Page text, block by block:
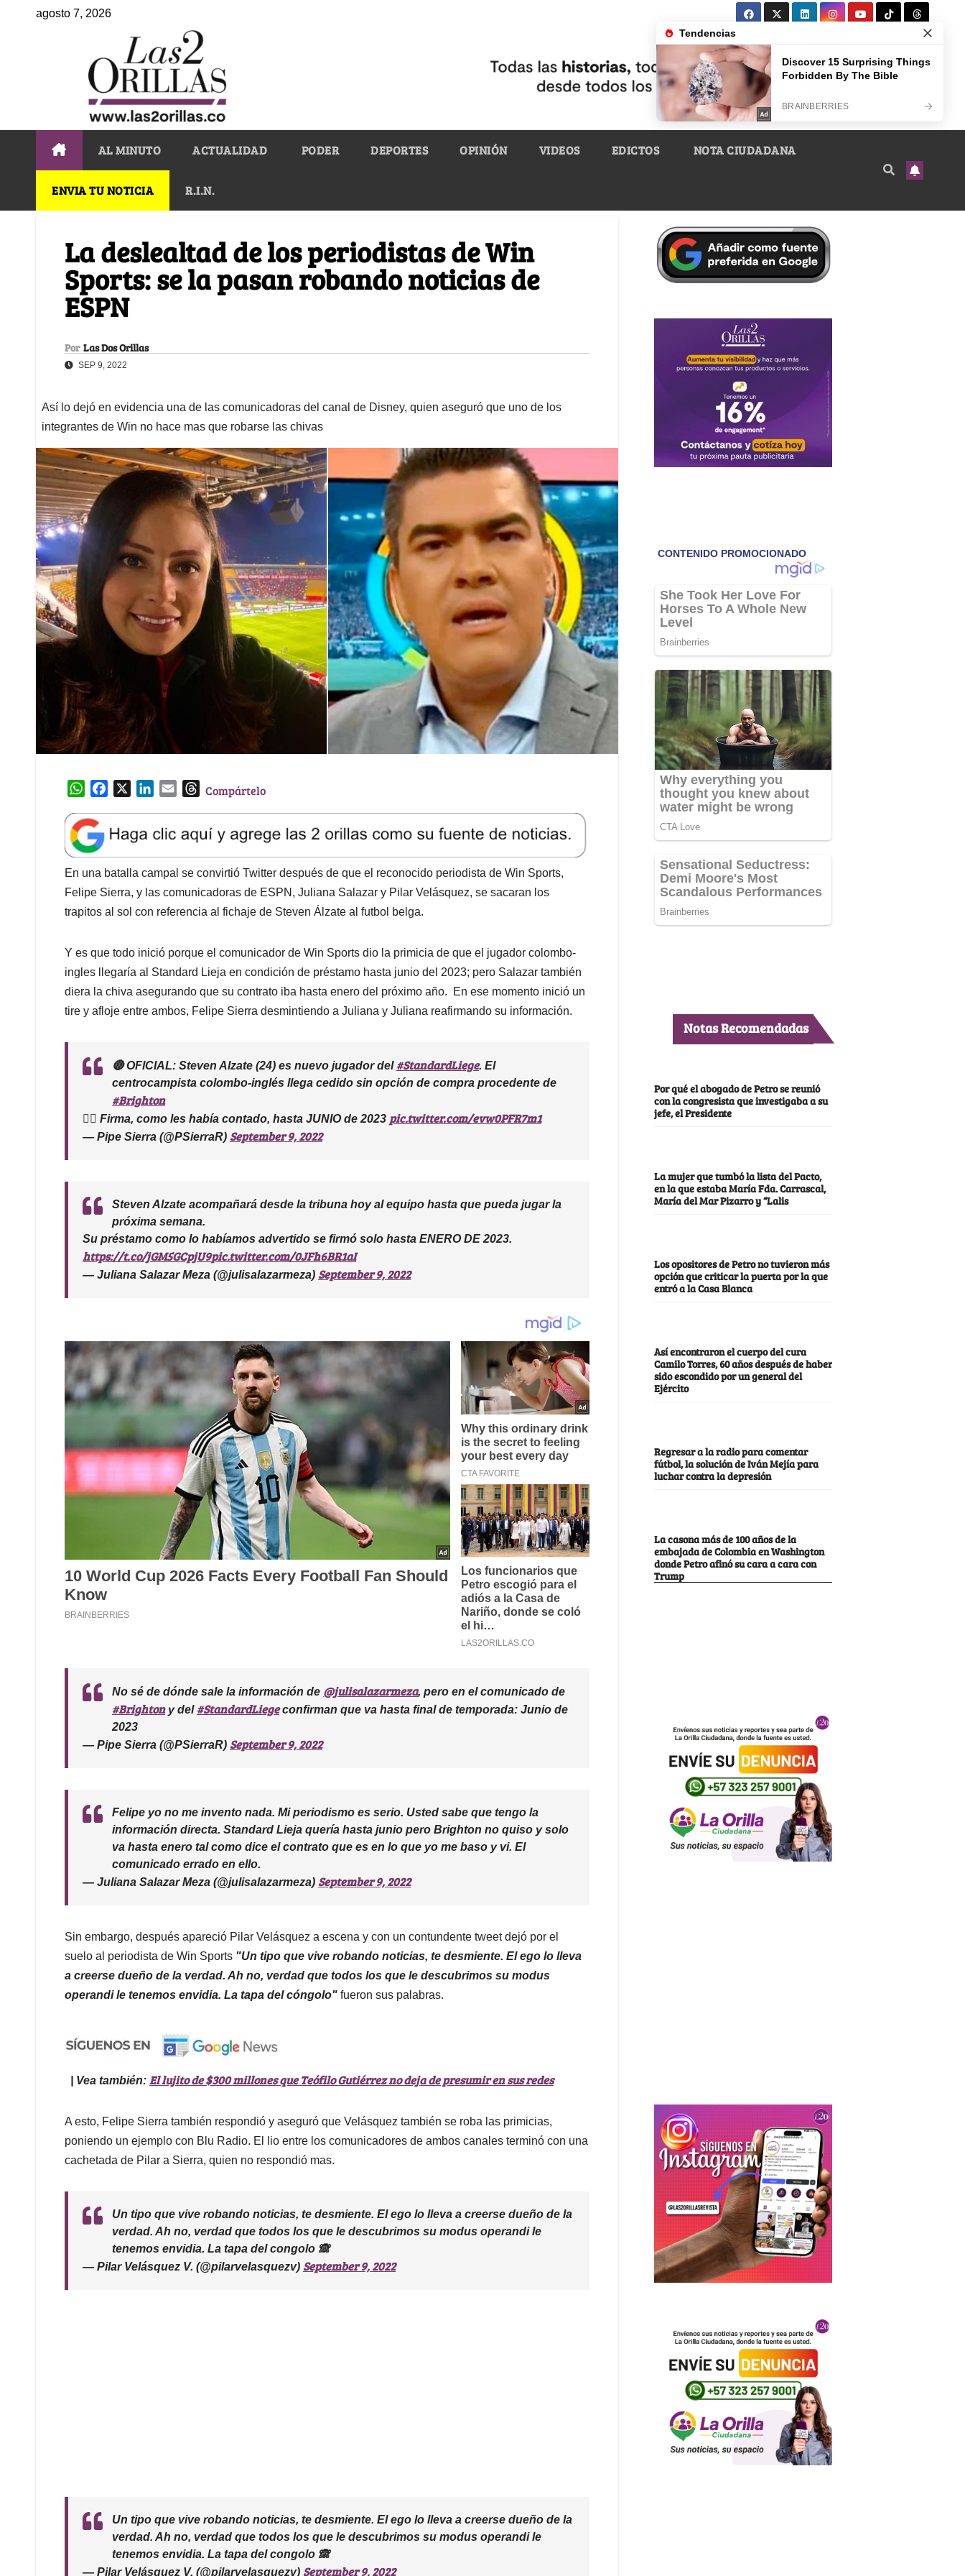
agosto 7, 2026
AL MINUTO ACTUALIDAD PODER DEPORTES OPINIÓN VIDEOS EDICTOS NOTA CIUDADANA
ENVIA TU NOTICIA R.I.N.
La deslealtad de los periodistas de Win
Sports: se la pasan robando noticias de
ESPN
Por Las Dos Orillas
SEP 9, 2022
Así lo dejó en evidencia una de las comunicadoras del canal de Disney, quien aseguró que uno de los
integrantes de Win no hace mas que robarse las chivas
W
a
t
s
A
p
p
e
b
o
o
k
k
e
d
I
n
l
T
e
a
d
s
Compártelo
En una batalla campal se convirtió Twitter después de que el reconocido periodista de Win Sports,
Felipe Sierra, y las comunicadoras de ESPN, Juliana Salazar y Pilar Velásquez, se sacaran los
trapitos al sol con referencia al fichaje de Steven Álzate al futbol belga.
Y es que todo inició porque el comunicador de Win Sports dio la primicia de que el jugador colombo-
ingles llegaría al Standard Lieja en condición de préstamo hasta junio del 2023; pero Salazar también
diera la chiva asegurando que su contrato iba hasta enero del próximo año. En ese momento inició un
tire y afloje entre ambos, Felipe Sierra desmintiendo a Juliana y Juliana reafirmando su información.
🔴 OFICIAL: Steven Alzate (24) es nuevo jugador del #StandardLiege. El
centrocampista colombo-inglés llega cedido sin opción de compra procedente de
#Brighton
✍🏼 Firma, como les había contado, hasta JUNIO de 2023 pic.twitter.com/evw0PFR7m1
— Pipe Sierra (@PSierraR) September 9, 2022
Steven Alzate acompañará desde la tribuna hoy al equipo hasta que pueda jugar la
próxima semana.
Su préstamo como lo habíamos advertido se firmó solo hasta ENERO DE 2023.
https://t.co/jGM5GCpjU9pic.twitter.com/0JFh6BR1aI
— Juliana Salazar Meza (@julisalazarmeza) September 9, 2022
No sé de dónde sale la información de @julisalazarmeza, pero en el comunicado de
#Brightony del #StandardLiegeconfirman que va hasta final de temporada: Junio de
2023
— Pipe Sierra (@PSierraR) September 9, 2022
Felipe yo no me invento nada. Mi periodismo es serio. Usted sabe que tengo la
información directa. Standard Lieja quería hasta junio pero Brighton no quiso y solo
va hasta enero tal como dice el contrato que es en lo que yo me baso y vi. El
comunicado errado en ello.
— Juliana Salazar Meza (@julisalazarmeza) September 9, 2022
Sin embargo, después apareció Pilar Velásquez a escena y con un contundente tweet dejó por el
suelo al periodista de Win Sports "Un tipo que vive robando noticias, te desmiente. El ego lo lleva
a creerse dueño de la verdad. Ah no, verdad que todos los que le descubrimos su modus
operandi le tenemos envidia. La tapa del cóngolo" fueron sus palabras.
| Vea también: El lujito de $300 millones que Teófilo Gutiérrez no deja de presumir en sus redes
A esto, Felipe Sierra también respondió y aseguró que Velásquez también se roba las primicias,
poniendo un ejemplo con Blu Radio. El lio entre los comunicadores de ambos canales terminó con una
cachetada de Pilar a Sierra, quien no respondió mas.
Un tipo que vive robando noticias, te desmiente. El ego lo lleva a creerse dueño de la
verdad. Ah no, verdad que todos los que le descubrimos su modus operandi le
tenemos envidia. La tapa del congolo 🙈
— Pilar Velásquez V. (@pilarvelasquezv) September 9, 2022
Un tipo que vive robando noticias, te desmiente. El ego lo lleva a creerse dueño de la
verdad. Ah no, verdad que todos los que le descubrimos su modus operandi le
tenemos envidia. La tapa del congolo 🙈
— Pilar Velásquez V. (@pilarvelasquezv) September 9, 2022
Notas Recomendadas
Por qué el abogado de Petro se reunió
con la congresista que investigaba a su
jefe, el Presidente
La mujer que tumbó la lista del Pacto,
en la que estaba María Fda. Carrascal,
María del Mar Pizarro y “Lalis
Los opositores de Petro no tuvieron más
opción que criticar la puerta por la que
entró a la Casa Blanca
Así encontraron el cuerpo del cura
Camilo Torres, 60 años después de haber
sido escondido por un general del
Ejército
Regresar a la radio para comentar
fútbol, la solución de Iván Mejía para
luchar contra la depresión
La casona más de 100 años de la
embajada de Colombia en Washington
donde Petro afinó su cara a cara con
Trump